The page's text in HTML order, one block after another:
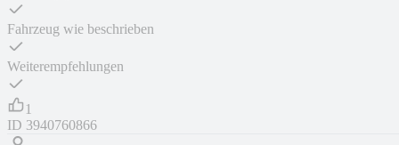
Fahrzeug wie beschrieben
Weiterempfehlungen
1
ID 3940760866